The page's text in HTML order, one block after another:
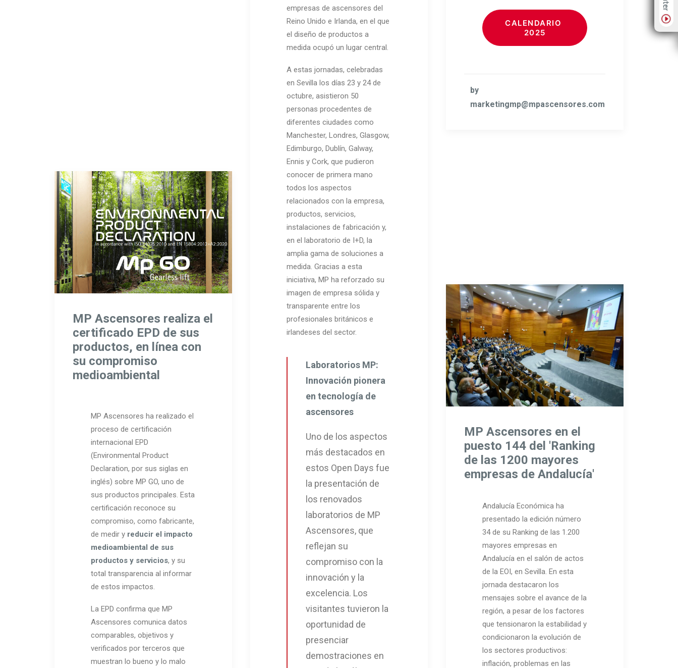
CALENDARIO
2025
by
marketingmp@mpascensores.com
empresas de ascensores del
Reino Unido e Irlanda, en el que
el diseño de productos a
medida ocupó un lugar central.
A estas jornadas, celebradas
en Sevilla los días 23 y 24 de
octubre, asistieron 50
personas procedentes de
diferentes ciudades como
Manchester, Londres, Glasgow,
Edimburgo, Dublín, Galway,
Ennis y Cork, que pudieron
conocer de primera mano
todos los aspectos
relacionados con la empresa,
productos, servicios,
instalaciones de fabricación y,
en el laboratorio de I+D, la
amplia gama de soluciones a
medida. Gracias a esta
iniciativa, MP ha reforzado su
imagen de empresa sólida y
transparente entre los
profesionales británicos e
irlandeses del sector.
Laboratorios MP:
Innovación pionera
en tecnología de
ascensores
Uno de los aspectos
más destacados en
estos Open Days fue
la presentación de
los renovados
laboratorios de MP
Ascensores, que
reflejan su
compromiso con la
innovación y la
excelencia. Los
visitantes tuvieron la
oportunidad de
presenciar
demostraciones en
MP Ascensores realiza el
certificado EPD de sus
productos, en línea con
su compromiso
medioambiental
MP Ascensores ha realizado el
proceso de certificación
internacional EPD
(Environmental Product
Declaration, por sus siglas en
inglés) sobre MP GO, uno de
sus productos principales. Esta
certificación reconoce su
compromiso, como fabricante,
de medir y reducir el impacto
medioambiental de sus
productos y servicios, y su
total transparencia al informar
de estos impactos.
La EPD confirma que MP
Ascensores comunica datos
comparables, objetivos y
verificados por terceros que
muestran lo bueno y lo malo
MP Ascensores en el
puesto 144 del 'Ranking
de las 1200 mayores
empresas de Andalucía'
Andalucía Económica ha
presentado la edición número
34 de su Ranking de las 1.200
mayores empresas en
Andalucía en el salón de actos
de la EOI, en Sevilla. En esta
jornada destacaron los
mensajes sobre el avance de la
región, a pesar de los factores
que tensionaron la estabilidad y
condicionaron la evolución de
los sectores productivos:
inflación, problemas en las